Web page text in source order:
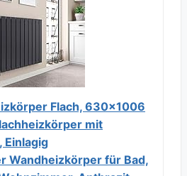
Flach, 630x1006
mit
Einlagig
Wandheizkörper für Bad,